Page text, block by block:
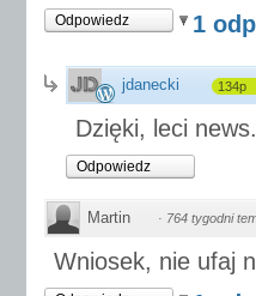
Odpowiedz 1
jdanecki 134p
Dzięki, leci news.
Odpowiedz
Martin · 764 tygodni
Wniosek, nie ufaj